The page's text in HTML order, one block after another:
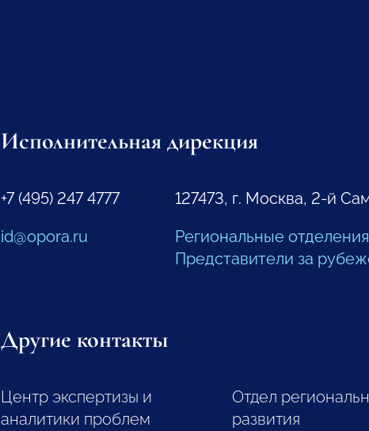
Исполнительная дирекция
+7 (495) 247 4777
id@opora.ru
127473, г. Москва, 2-й
Региональные отделения
Представители за
Другие контакты
Центр экспертизы и
аналитики проблем
Отдел
развития